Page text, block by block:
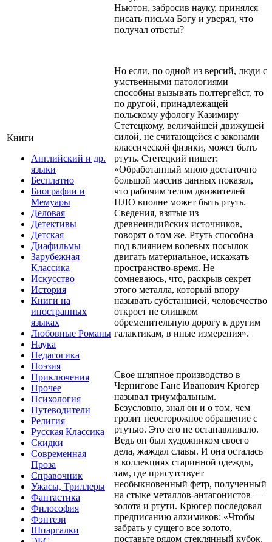
Книги
Английский и др.
языки
Бесплатно
Биографии и
Мемуары
Деловая
Детективы
Детская
Диафильмы
Зарубежная
Классика
Искусство
История
Книги на
иностранных
языках
Любовные Романы
Наука
Педагогика
Поэзия
Приключения
Прочее
Психология
Путеводители
Религия
Русская Классика
Скидки
Современная
Проза
Справочник
Ужасы, Триллеры
Фантастика
Философия
Фэнтези
Шпаргалки
Ньютон, забросив науку, принялся
писать письма Богу и уверял, что
получал ответы?
Но если, по одной из версий, люди с
умственными патологиями
способны вызывать полтергейст, то
по другой, принадлежащей
польскому уфологу Казимиру
Стетецкому, величайшей движущей
силой, не считающейся с законами
классической физики, может быть
ртуть. Стетецкий пишет:
«Обработанный мною достаточно
большой массив данных показал,
что рабочим телом движителей
НЛО вполне может быть ртуть.
Сведения, взятые из
древнеиндийских источников,
говорят о том же. Ртуть способна
под влиянием волевых посылок
двигать материальное, искажать
пространство-время. Не
сомневаюсь, что, раскрыв секрет
этого металла, который впору
называть субстанцией, человечество
откроет не слишком
обременительную дорогу к другим
галактикам, в иные измерения».
Свое шляпное производство в
Чернигове Ганс Иванович Крюгер
называл триумфальным.
Безусловно, знал он и о том, чем
грозит неосторожное обращение с
ртутью. Это его не останавливало.
Ведь он был художником своего
дела, жаждал славы. И она осталась
в коллекциях старинной одежды,
там, где присутствует
необыкновенный фетр, полученный
на стыке металлов-антагонистов —
золота и ртути. Крюгер последовал
предписанию алхимиков: «Чтобы
забрать у сущего все золото,
поставьте рядом стеклянный кубок,